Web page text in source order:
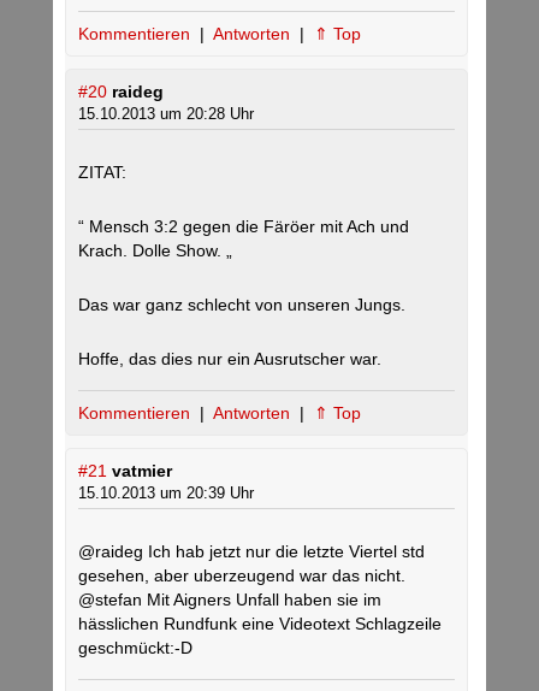
Kommentieren | Antworten | ⇑ Top
#20 raideg
15.10.2013 um 20:28 Uhr
ZITAT:
“ Mensch 3:2 gegen die Färöer mit Ach und
Krach. Dolle Show. „
Das war ganz schlecht von unseren Jungs.
Hoffe, das dies nur ein Ausrutscher war.
Kommentieren | Antworten | ⇑ Top
#21 vatmier
15.10.2013 um 20:39 Uhr
@raideg Ich hab jetzt nur die letzte Viertel std
gesehen, aber uberzeugend war das nicht.
@stefan Mit Aigners Unfall haben sie im
hässlichen Rundfunk eine Videotext Schlagzeile
geschmückt:-D